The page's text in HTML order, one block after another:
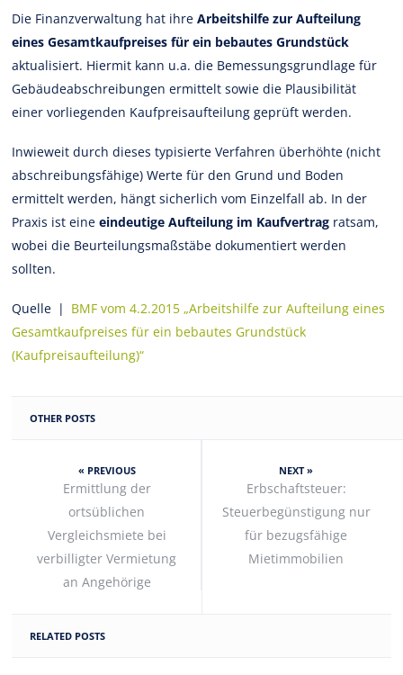
Die Finanzverwaltung hat ihreArbeitshilfe zur Aufteilung
eines Gesamtkaufpreises für ein bebautes Grundstück
aktualisiert. Hiermit kann u.a. die Bemessungsgrundlage für
Gebäudeabschreibungen ermittelt sowie die Plausibilität
einer vorliegenden Kaufpreisaufteilung geprüft werden.
Inwieweit durch dieses typisierte Verfahren überhöhte (nicht
abschreibungsfähige) Werte für den Grund und Boden
ermittelt werden, hängt sicherlich vom Einzelfall ab. In der
Praxis ist eineeindeutige Aufteilung im Kaufvertrag ratsam,
wobei die Beurteilungsmaßstäbe dokumentiert werden
sollten.
Quelle | BMF vom 4.2.2015 „Arbeitshilfe zur Aufteilung eines
Gesamtkaufpreises für ein bebautes Grundstück
(Kaufpreisaufteilung)“
OTHER POSTS
« PREVIOUS
Ermittlung der
ortsüblichen
Vergleichsmiete bei
verbilligter Vermietung
an Angehörige
NEXT »
Erbschaftsteuer:
Steuerbegünstigung nur
für bezugsfähige
Mietimmobilien
RELATED POSTS